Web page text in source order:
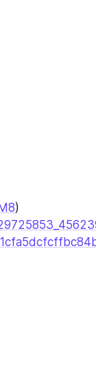
)